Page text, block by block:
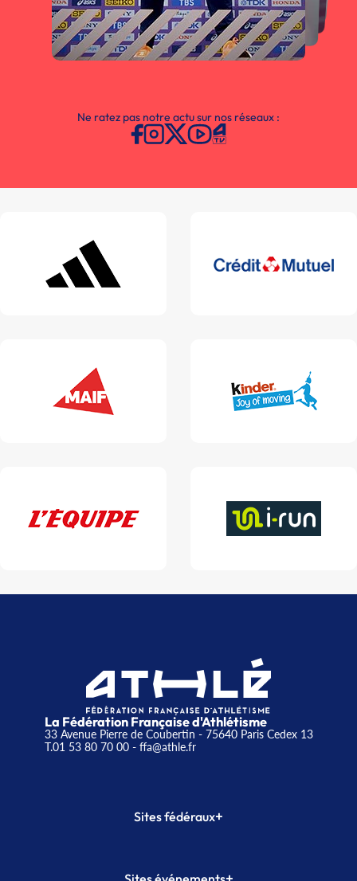
Ne ratez pas notre actu sur nos réseaux :
La Fédération Française d'Athlétisme
33 Avenue Pierre de Coubertin - 75640 Paris Cedex 13
T.01 53 80 70 00- ffa@athle.fr
Sites fédéraux+